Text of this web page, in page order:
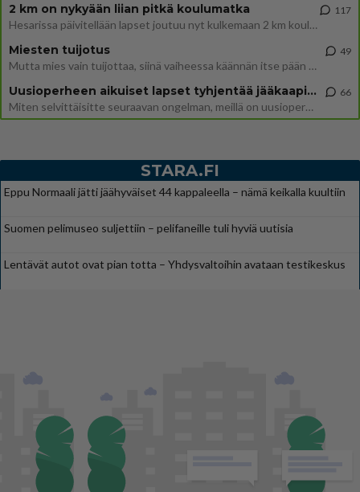
2 km on nykyään liian pitkä koulumatka
Hesarissa päivitellään lapset joutuu nyt kulkemaan 2 km kouluun jösses. Ruostefillarilla tuo matka menee vaikka miten äk
117
Miesten tuijotus
Mutta mies vain tuijottaa, siinä vaiheessa käännän itse pään pois. Mikä juttu? Yleensä jos joku tuijottaa tai katsoo, hä
49
Uusioperheen aikuiset lapset tyhjentää jääkaapin käydessään
Miten selvittäisitte seuraavan ongelman, meillä on uusioperhe, minulla teini-ikäiset lapset ja puolisolla aikuiset, jotk
66
STARA.FI
Eppu Normaali jätti jäähyväiset 44 kappaleella – nämä keikalla kuultiin
Suomen pelimuseo suljettiin – pelifaneille tuli hyviä uutisia
Lentävät autot ovat pian totta – Yhdysvaltoihin avataan testikeskus